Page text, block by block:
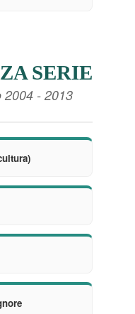
SERIE
2004 - 2013